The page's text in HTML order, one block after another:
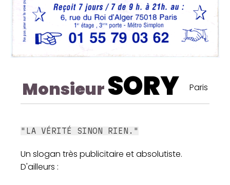
MonsieurSORY Paris
"LA VÉRITÉ SINON RIEN."
Un slogan très publicitaire et absolutiste.
D'ailleurs :